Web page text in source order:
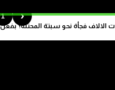
فجأة نحو سبتة المحتلة؟ بفعل
‹
1